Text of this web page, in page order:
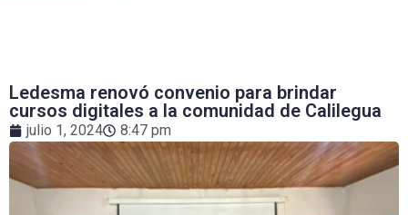
Ledesma renovó convenio para brindar
cursos digitales a la comunidad de Calilegua
julio 1, 2024 8:47 pm